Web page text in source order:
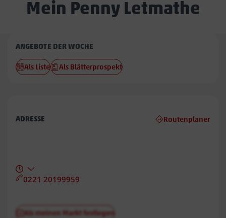
Mein Penny Letmathe
Penny
Letmathe
ANGEBOTE DER WOCHE
Als Liste Als Blätterprospekt
ADRESSE Routenplaner
0221 20199959
Als meinen Markt festlegen